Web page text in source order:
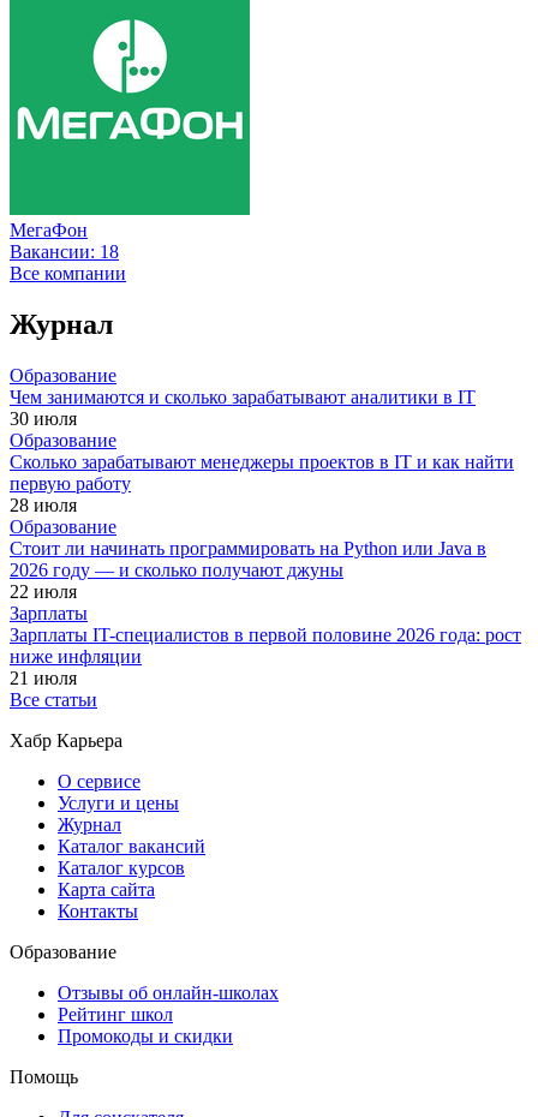
МегаФон
Вакансии: 18
Все компании
Журнал
Образование
Чем занимаются и сколько зарабатывают аналитики в IT
30 июля
Образование
Сколько зарабатывают менеджеры проектов в IT и как найти
первую работу
28 июля
Образование
Стоит ли начинать программировать на Python или Java в
2026 году — и сколько получают джуны
22 июля
Зарплаты
Зарплаты IT-специалистов в первой половине 2026 года: рост
ниже инфляции
21 июля
Все статьи
Хабр Карьера
О сервисе
Услуги и цены
Журнал
Каталог вакансий
Каталог курсов
Карта сайта
Контакты
Образование
Отзывы об онлайн-школах
Рейтинг школ
Промокоды и скидки
Помощь